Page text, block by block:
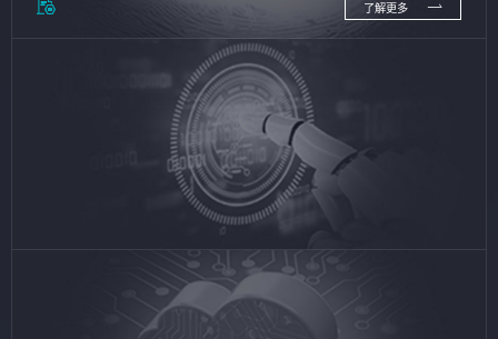
了解更多